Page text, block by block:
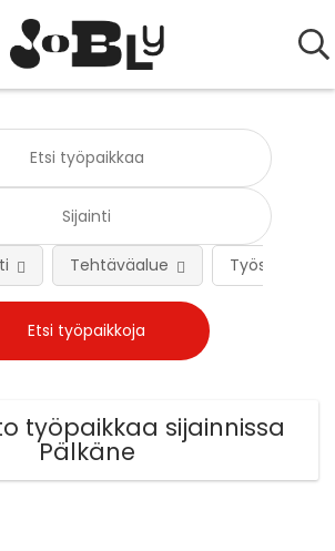
Työsuhteen
Tehtäväalue
työpaikkaa sijainnissa
Pälkäne